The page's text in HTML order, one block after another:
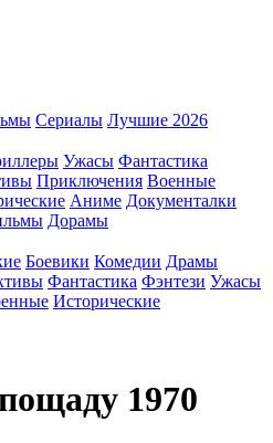
Сериалы Лучшие 2026
Ужасы Фантастика
Приключения Военные
Аниме Документалки
Дорамы
Боевики Комедии Драмы
Фантастика Фэнтези Ужасы
Исторические
1970